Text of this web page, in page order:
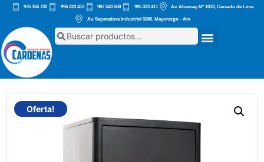
975 155 732 995 323 412 987 543 568 995 323 411 Av. Abancay Nº 1013, Cercado de Lima
Av. Separadora Industrial 3260, Mayorazgo - Ate
Oferta!